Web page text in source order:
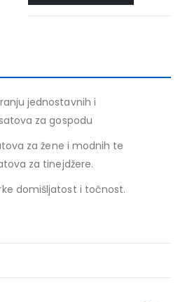
jednostavnih i
za gospodu
za žene i modnih te
za tinejdžere.
domišljatost i točnost.